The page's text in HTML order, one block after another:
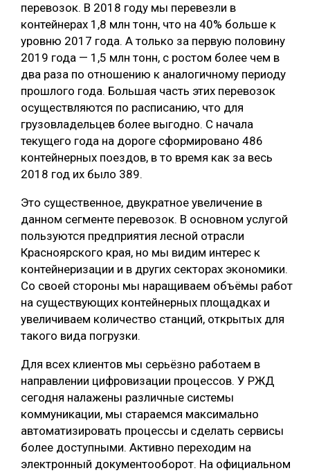
перевозок. В 2018 году мы перевезли в
контейнерах 1,8 млн тонн, что на 40% больше к
уровню 2017 года. А только за первую половину
2019 года — 1,5 млн тонн, с ростом более чем в
два раза по отношению к аналогичному периоду
прошлого года. Большая часть этих перевозок
осуществляются по расписанию, что для
грузовладельцев более выгодно. С начала
текущего года на дороге сформировано 486
контейнерных поездов, в то время как за весь
2018 год их было 389.
Это существенное, двукратное увеличение в
данном сегменте перевозок. В основном услугой
пользуются предприятия лесной отрасли
Красноярского края, но мы видим интерес к
контейнеризации и в других секторах экономики.
Со своей стороны мы наращиваем объёмы работ
на существующих контейнерных площадках и
увеличиваем количество станций, открытых для
такого вида погрузки.
Для всех клиентов мы серьёзно работаем в
направлении цифровизации процессов. У РЖД
сегодня налажены различные системы
коммуникации, мы стараемся максимально
автоматизировать процессы и сделать сервисы
более доступными. Активно переходим на
электронный документооборот. На официальном